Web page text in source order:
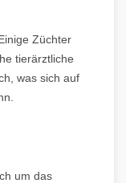
Züchter
tierärztliche
was sich auf
um das